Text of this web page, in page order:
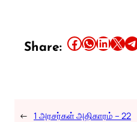
Share: Share this article on Facebook Share this article on WhatsApp Share this article on LinkedIn Share this article on X Share this article on Telegram
← 1 அரசர்கள் அதிகாரம் – 22